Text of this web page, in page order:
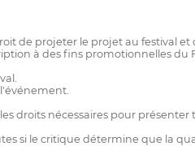
de projeter le projet au festival
à des fins promotionnelles du
droits nécessaires pour
si le critique détermine que la